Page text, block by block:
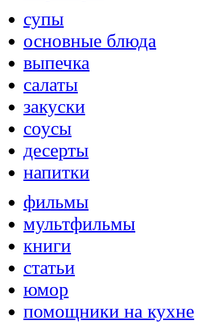
супы
основные блюда
выпечка
салаты
закуски
соусы
десерты
напитки
фильмы
мультфильмы
книги
статьи
юмор
помощники на кухне